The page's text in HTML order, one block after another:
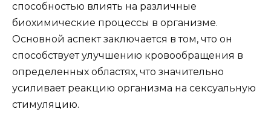
способностью влиять на различные
биохимические процессы в организме.
Основной аспект заключается в том, что он
способствует улучшению кровообращения в
определенных областях, что значительно
усиливает реакцию организма на сексуальную
стимуляцию.